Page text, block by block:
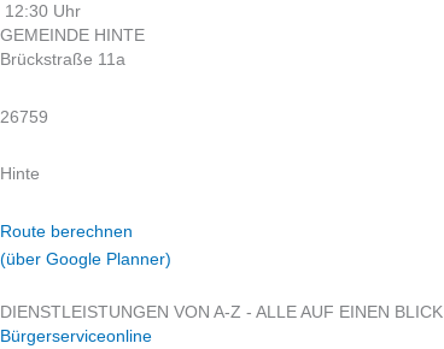
12:30 Uhr
GEMEINDE HINTE
Brückstraße 11a
26759
Hinte
Route berechnen
(über Google Planner)
DIENSTLEISTUNGEN VON A-Z - ALLE AUF EINEN BLICK
Bürgerserviceonline